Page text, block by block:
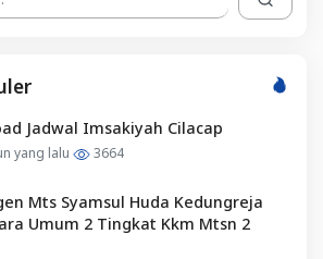
Jadwal Imsakiyah Cilacap
yang lalu 3664
Mts Syamsul Huda Kedungreja
Umum 2 Tingkat Kkm Mtsn 2